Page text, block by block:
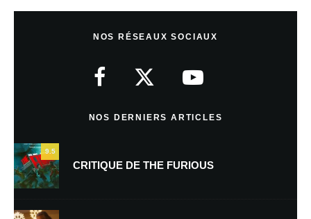
NOS RÉSEAUX SOCIAUX
NOS DERNIERS ARTICLES
9.5
CRITIQUE DE THE FURIOUS